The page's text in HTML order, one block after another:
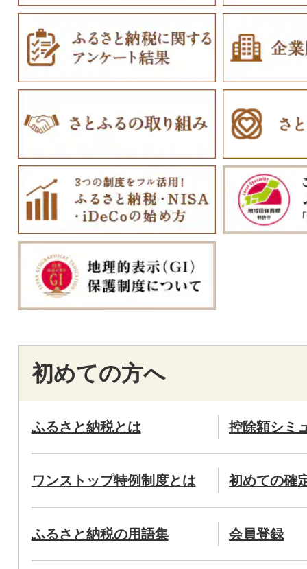
初めての方へ
ふるさと納税とは 控除額シミ
ワンストップ特例制度とは 初めての確
ふるさと納税の用語集 会員登録